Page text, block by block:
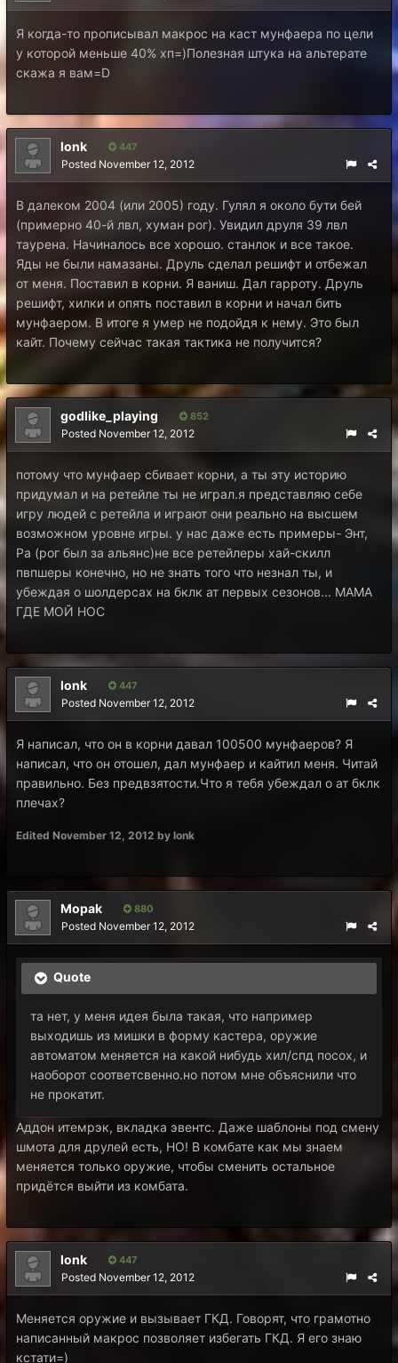
Я когда-то прописывал макрос на каст мунфаера по цели
у которой меньше 40% хп=)Полезная штука на альтерате
скажа я вам=D
lonk 447
Posted November 12, 2012
В далеком 2004 (или 2005) году. Гулял я около бути бей
(примерно 40-й лвл, хуман рог). Увидил друля 39 лвл
таурена. Начиналось все хорошо. станлок и все такое.
Яды не были намазаны. Друль сделал решифт и отбежал
от меня. Поставил в корни. Я ваниш. Дал гарроту. Друль
решифт, хилки и опять поставил в корни и начал бить
мунфаером. В итоге я умер не подойдя к нему. Это был
кайт. Почему сейчас такая тактика не получится?
godlike_playing 852
Posted November 12, 2012
потому что мунфаер сбивает корни, а ты эту историю
придумал и на ретейле ты не играл.я представляю себе
игру людей с ретейла и играют они реально на высшем
возможном уровне игры. у нас даже есть примеры- Энт,
Pa (рог был за альянс)не все ретейлеры хай-скилл
пвпшеры конечно, но не знать того что незнал ты, и
убеждая о шолдерсах на бклк ат первых сезонов... МАМА
ГДЕ МОЙ НОС
lonk 447
Posted November 12, 2012
Я написал, что он в корни давал 100500 мунфаеров? Я
написал, что он отошел, дал мунфаер и кайтил меня. Читай
правильно. Без предвзятости.Что я тебя убеждал о ат бклк
плечах?
Edited November 12, 2012 by lonk
Mopak 880
Posted November 12, 2012
Quote
та нет, у меня идея была такая, что например
выходишь из мишки в форму кастера, оружие
автоматом меняется на какой нибудь хил/спд посох, и
наоборот соответсвенно.но потом мне объяснили что
не прокатит.
Аддон итемрэк, вкладка эвентс. Даже шаблоны под смену
шмота для друлей есть, НО! В комбате как мы знаем
меняется только оружие, чтобы сменить остальное
придётся выйти из комбата.
lonk 447
Posted November 12, 2012
Меняется оружие и вызывает ГКД. Говорят, что грамотно
написанный макрос позволяет избегать ГКД. Я его знаю
кстати=)